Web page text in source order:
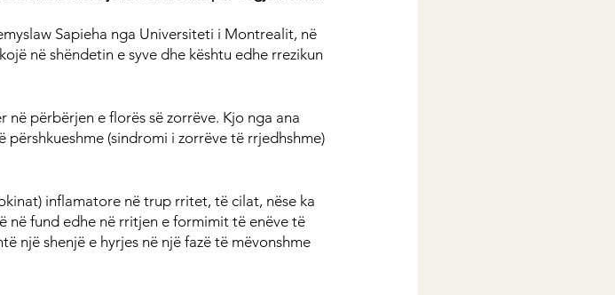
Sapieha nga Universiteti i Montrealit, në
në shëndetin e syve dhe kështu edhe rrezikun
përbërjen e florës së zorrëve. Kjo nga ana
(sindromi i zorrëve të rrjedhshme)
inflamatore në trup rritet, të cilat, nëse ka
në fund edhe në rritjen e formimit të enëve të
një shenjë e hyrjes në një fazë të mëvonshme